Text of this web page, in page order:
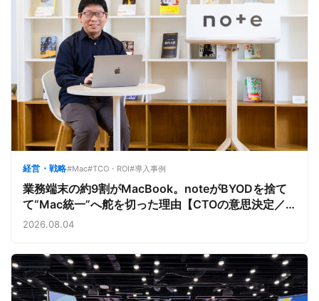
経営・戦略#Mac#TCO・ROI#導入事例
業務端末の約9割がMacBook。noteがBYODを捨て
て“Mac統一”へ舵を切った理由【CTOの意思決定／
note株式会社①】
2026.08.04